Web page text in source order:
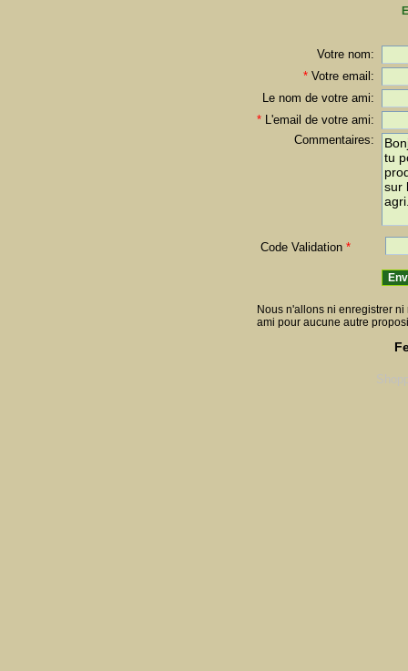
Votre nom:
*Votre email:
Le nom de votre ami:
*L'email de votre ami:
Commentaires:
Code Validation *
Nous n'allons ni enregistrer
ami pour aucune autre